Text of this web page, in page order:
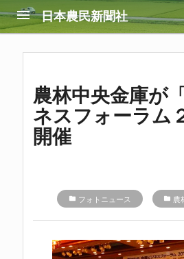
menu 日本農民新聞社
農林中央金庫が
ネスフォーラム
開催
folder フォトニュース folder 農